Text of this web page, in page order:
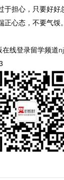
心，只要好好总
心态，不要气
线登录留学频道